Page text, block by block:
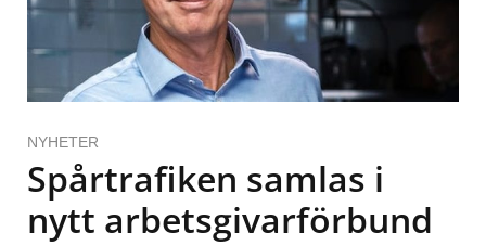
NYHETER
Spårtrafiken samlas i
nytt arbetsgivarförbund